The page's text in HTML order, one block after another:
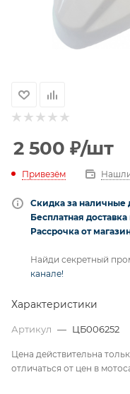
2 500 ₽/шт
Привезём
Скидка за наличные
Бесплатная
Рассрочка от
Найди секретный
канале!
Характеристики
Артикул — ЦБ006252
Цена действительна
отличаться от цен в